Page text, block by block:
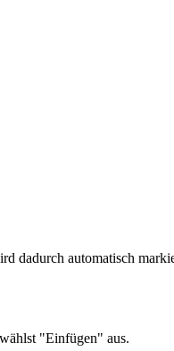
dadurch automatisch
"Einfügen" aus.